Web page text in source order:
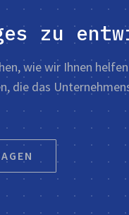
zu
wie wir Ihnen
die das